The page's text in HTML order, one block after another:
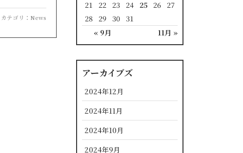
カテゴリ： News
« 9月 11月 »
21
22 23 24 25 26
27
28
29 30 31
アーカイブズ
2024年12月
2024年11月
2024年10月
2024年9月